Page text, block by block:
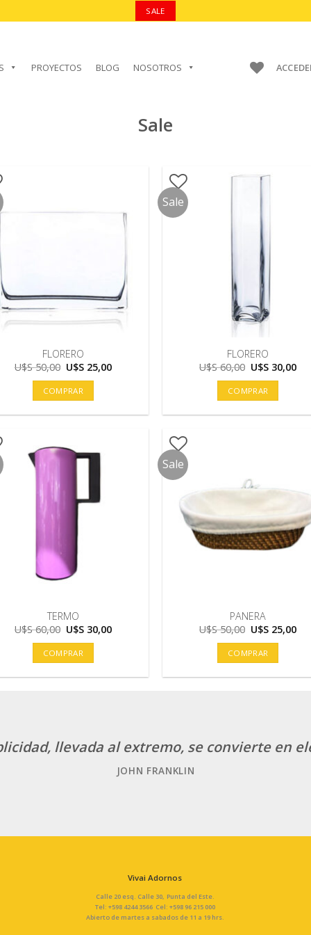
SALE
PROYECTOS BLOG NOSOTROS
Sale
FLORERO
U$S50,00 El
original
era:
50,00.
U$S 25,00El
25,00.
COMPRAR
Sale
FLORERO
U$S60,00 El
original
era:
60,00.
U$S 30,00El
COMPRAR
TERMO
U$S60,00 El
original
era:
60,00.
U$S 30,00El
30,00.
COMPRAR
Sale
PANERA
U$S50,00 El
original
era:
50,00.
U$S 25,00El
COMPRAR
llevada al extremo, se convierte en
JOHN FRANKLIN
Vivai Adornos
Calle 20 esq. Calle 30, Punta del Este.
Tel: +598 4244 3566 Cel: +598 96 215 000
Abierto de martes a sabados de 11 a 19 hrs.